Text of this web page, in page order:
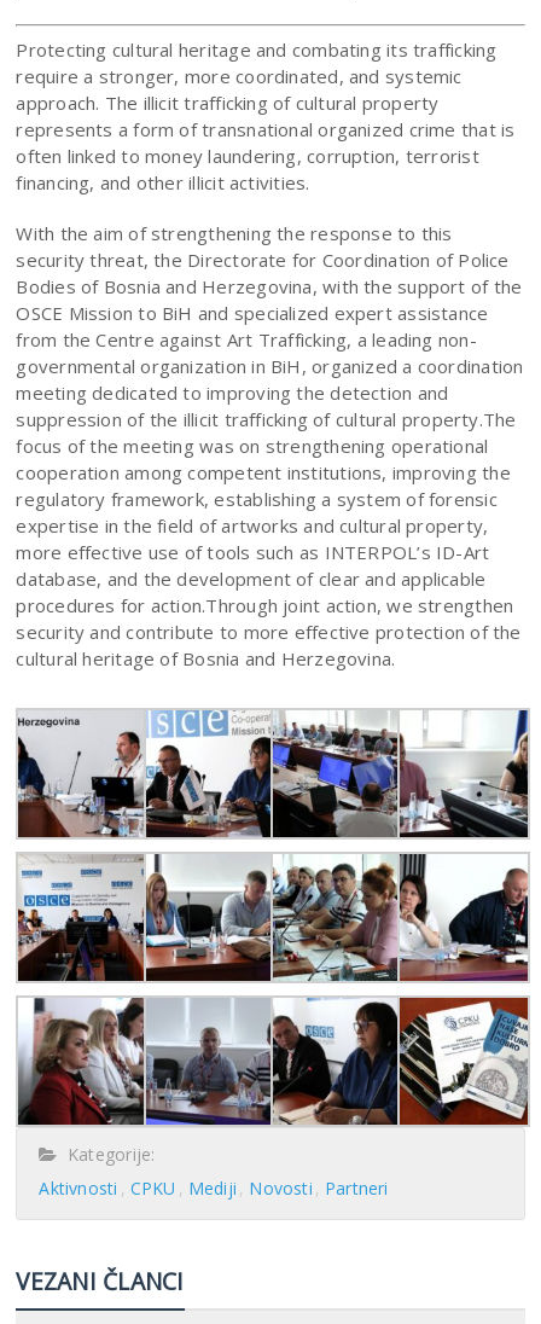
Protecting cultural heritage and combating its trafficking
require a stronger, more coordinated, and systemic
approach. The illicit trafficking of cultural property
represents a form of transnational organized crime that is
often linked to money laundering, corruption, terrorist
financing, and other illicit activities.
With the aim of strengthening the response to this
security threat, the Directorate for Coordination of Police
Bodies of Bosnia and Herzegovina, with the support of the
OSCE Mission to BiH and specialized expert assistance
from the Centre against Art Trafficking, a leading non-
governmental organization in BiH, organized a coordination
meeting dedicated to improving the detection and
suppression of the illicit trafficking of cultural property.The
focus of the meeting was on strengthening operational
cooperation among competent institutions, improving the
regulatory framework, establishing a system of forensic
expertise in the field of artworks and cultural property,
more effective use of tools such as INTERPOL’s ID-Art
database, and the development of clear and applicable
procedures for action.Through joint action, we strengthen
security and contribute to more effective protection of the
cultural heritage of Bosnia and Herzegovina.
Kategorije:
Aktivnosti
CPKU Mediji Novosti Partneri
VEZANI ČLANCI